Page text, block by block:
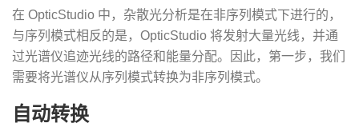
在 OpticStudio 中，杂散光分析是在非序列模式下进行的，
与序列模式相反的是，OpticStudio 将发射大量光线，并通
过光谱仪追迹光线的路径和能量分配。因此，第一步，我们
需要将光谱仪从序列模式转换为非序列模式。
自动转换